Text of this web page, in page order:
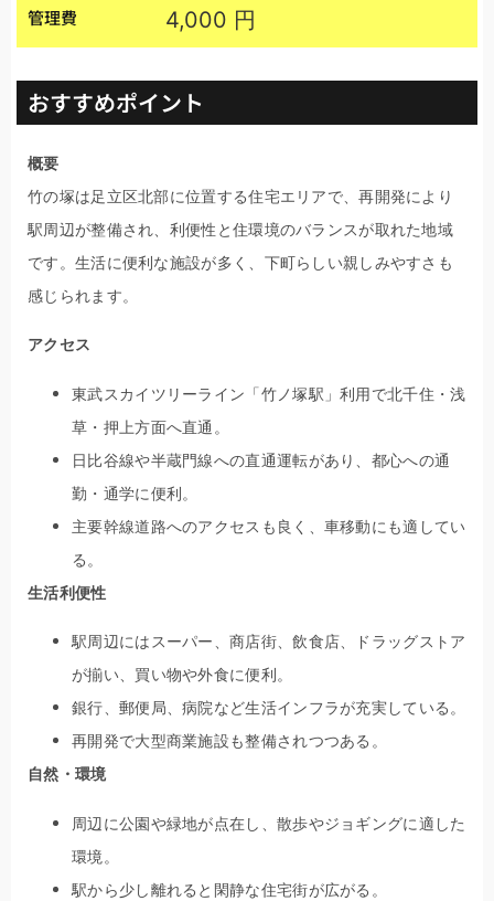
管理費 4,000 円
おすすめポイント
概要
竹の塚は足立区北部に位置する住宅エリアで、再開発により
駅周辺が整備され、利便性と住環境のバランスが取れた地域
です。生活に便利な施設が多く、下町らしい親しみやすさも
感じられます。
アクセス
東武スカイツリーライン「竹ノ塚駅」利用で北千住・浅
草・押上方面へ直通。
日比谷線や半蔵門線への直通運転があり、都心への通
勤・通学に便利。
主要幹線道路へのアクセスも良く、車移動にも適してい
る。
生活利便性
駅周辺にはスーパー、商店街、飲食店、ドラッグストア
が揃い、買い物や外食に便利。
銀行、郵便局、病院など生活インフラが充実している。
再開発で大型商業施設も整備されつつある。
自然・環境
周辺に公園や緑地が点在し、散歩やジョギングに適した
環境。
駅から少し離れると閑静な住宅街が広がる。